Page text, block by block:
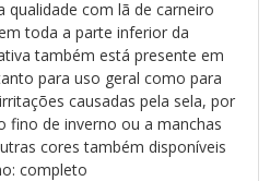
qualidade com lã de carneiro
toda a parte inferior da
também está presente em
para uso geral como para
causadas pela sela, por
fino de inverno ou a manchas
cores também disponíveis
completo